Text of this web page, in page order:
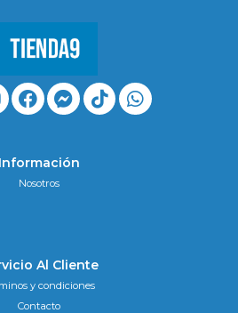
Información
Nosotros
Al Cliente
y condiciones
Contacto